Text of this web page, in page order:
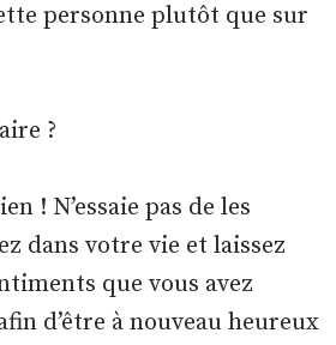
personne plutôt que sur
?
! N’essaie pas de les
dans votre vie et laissez
que vous avez
d’être à nouveau heureux